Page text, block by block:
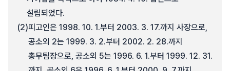
설립되었다.
(2)피고인은 1998. 10. 1.부터 2003. 3. 17.까지 사장으로,
공소외 2는 1999. 3. 2.부터 2002. 2. 28.까지
총무팀장으로, 공소외 5는 1996. 6. 1.부터 1999. 12. 31.